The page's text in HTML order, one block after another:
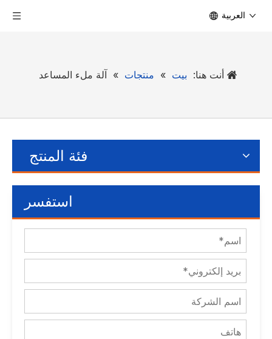
العربية
أنت هنا: بيت » منتجات » آلة ملء المساعد
فئة المنتج
استفسر